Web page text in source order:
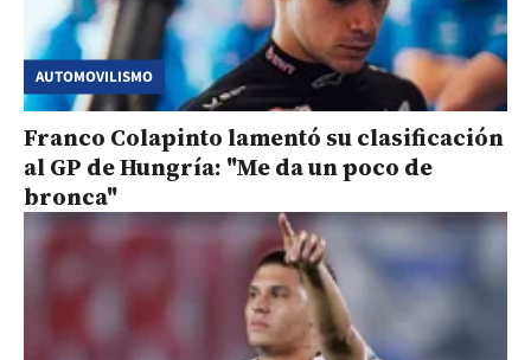
AUTOMOVILISMO
Franco Colapinto lamentó su clasificación
al GP de Hungría: "Me da un poco de
bronca"